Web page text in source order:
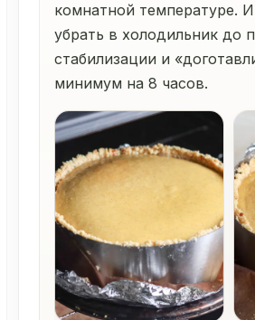
комнатной температуре.
убрать в холодильник до
стабилизации и
минимум на 8 часов.